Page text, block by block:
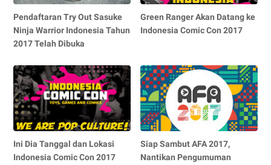
Pendaftaran Try Out Sasuke
Ninja Warrior Indonesia Tahun
2017 Telah Dibuka
Green Ranger Akan Datang ke
Indonesia Comic Con 2017
Ini Dia Tanggal dan Lokasi
Indonesia Comic Con 2017
Siap Sambut AFA 2017,
Nantikan Pengumuman